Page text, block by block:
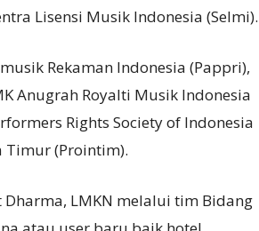
Lisensi Musik Indonesia (Selmi).
Rekaman Indonesia (Pappri),
Anugrah Royalti Musik Indonesia
Rights Society of Indonesia
Timur (Prointim).
LMKN melalui tim Bidang